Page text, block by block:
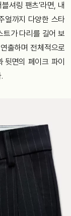
셔링 팬츠’라면, 내
얼까지 다양한 스타
트가 다리를 길어 보
출하며 전체적으로
뒷면의 페이크 파이